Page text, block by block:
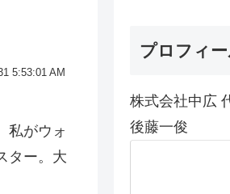
5:53:01 AM
私がウォ
ター。大
プロフィ
株式会社中広
後藤一俊